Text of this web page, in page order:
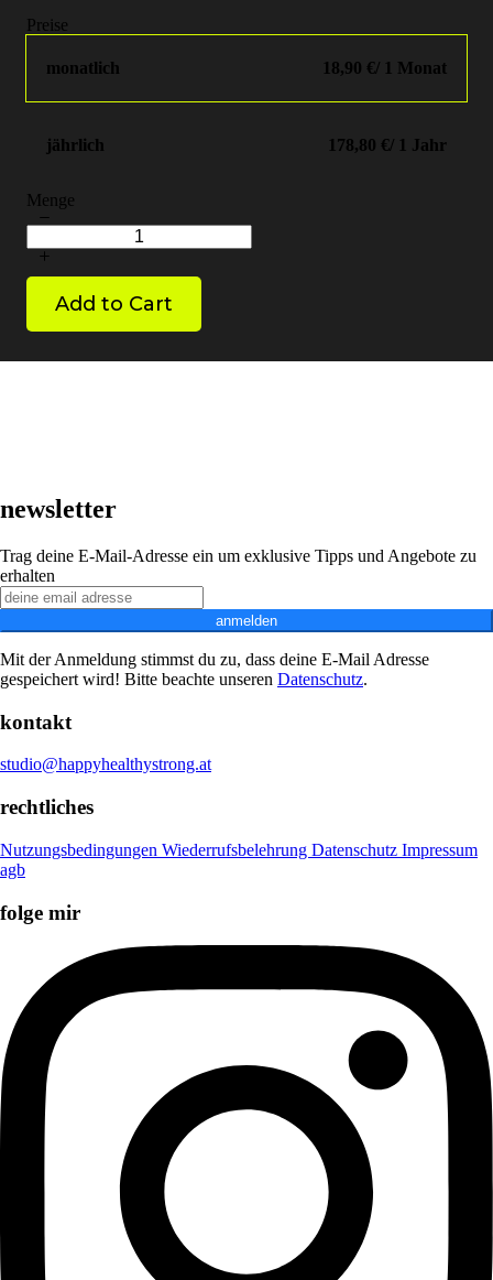
Preise
monatlich 18,90 €/ 1 Monat
jährlich 178,80 €/ 1 Jahr
Menge
Add to Cart
newsletter
Trag deine E-Mail-Adresse ein um exklusive Tipps und Angebote zu
erhalten
anmelden
Mit der Anmeldung stimmst du zu, dass deine E-Mail Adresse
gespeichert wird! Bitte beachte unseren Datenschutz.
kontakt
studio@happyhealthystrong.at
rechtliches
Nutzungsbedingungen Wiederrufsbelehrung Datenschutz Impressum
agb
folge mir